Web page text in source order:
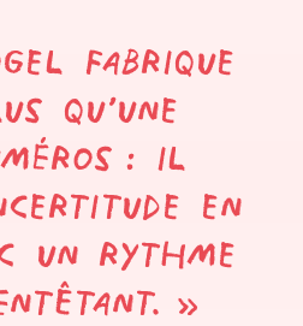
fabrique
qu’une
: il
en
un rythme
»